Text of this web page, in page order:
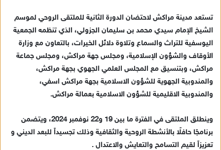
ب
ر
ي
د
ا
إ
ك
ت
تستعد مدينة مراكش لاحتضان الدورة الثانية للملتقى الروحي لموسم
الشيخ الإمام سيدي محمد بن سليمان الجزولي، الذي تنظمه الجمعية
اليوسفية للتراث والسماع وتلاوة دلائل الخيرات، بالتعاون مع وزارة
الأوقاف والشؤون الإسلامية، ومجلس جهة مراكش، ومجلس جماعة
مراكش، وبتنسيق مع المجلس العلمي الجهوي بجهة مراكش،
والمندوبية الجهوية للشؤون الاسلامية بجهة مراكش اسفي،
والمندوبية الاقليمية للشؤون الاسلامية بعمالة مراكش.
وينطلق الملتقى في الفترة ما بين 19 و22 نوفمبر 2024، ويتضمن
برنامجًا حافلًا بالأنشطة الروحية والثقافية وذلك تجسيداً للبعد الديني و
تعزيزاً لقيم التسامح والتعايش والاعتدال .